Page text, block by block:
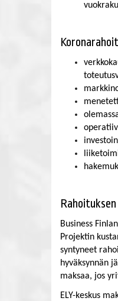
Business
Projektin
syntyneet
hyväksynnän
maksaa, jos
ELY-keskus